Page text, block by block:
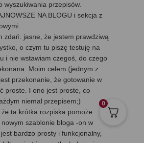
wyszukiwania przepisów.
NA BLOGU i sekcja z
zdań: jasne, że jestem prawdziwą
o czym tu piszę testuję na
i nie wstawiam czegoś, do czego
Moim celem (jednym z
przekonanie, że gotowanie w
proste. I ono jest proste, co
niemal przepisem;)
ta krótka rozpiska pomoże
szablonie bloga -on w
bardzo prosty i funkcjonalny,
0